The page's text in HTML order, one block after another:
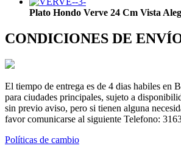
Plato Hondo Verve 24 Cm Vista
CONDICIONES DE
El tiempo de entrega es de 4 dias habiles en
para ciudades principales, sujeto a
sin previo aviso, pero si tienen alguna
favor comunicarse al siguiente Telefono:
Políticas de cambio